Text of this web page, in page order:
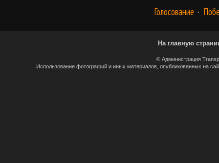
Голосование ·
На главную
© Администрация
Использование фотографий и иных материалов, опубликованных на